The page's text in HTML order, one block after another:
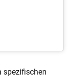
spezifischen